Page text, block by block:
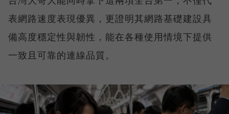
表網路速度表現優異，更證明其網路基礎建設具
備高度穩定性與韌性，能在各種使用情境下提供
一致且可靠的連線品質。